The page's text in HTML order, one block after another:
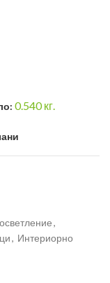
0.540кг.
,
, Интериорно